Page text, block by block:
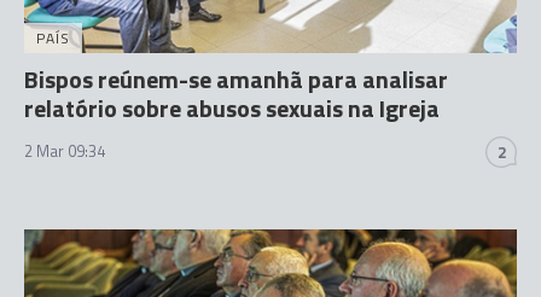
PAÍS
Bispos reúnem-se amanhã para analisar
relatório sobre abusos sexuais na Igreja
2 Mar 09:34 2